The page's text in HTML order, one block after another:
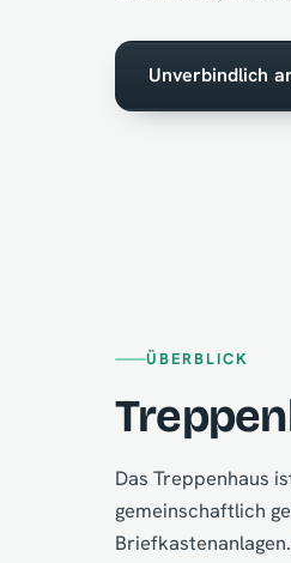
Unverbindlich
ÜBERBLICK
Das Treppenhaus
gemeinschaftlich